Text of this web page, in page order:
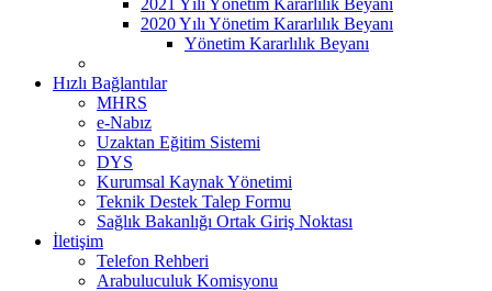
2020 Yılı Yönetim Kararlılık Beyanı
Yönetim Kararlılık Beyanı
Hızlı Bağlantılar
MHRS
e-Nabız
Uzaktan Eğitim Sistemi
DYS
Kurumsal Kaynak Yönetimi
Teknik Destek Talep Formu
Sağlık Bakanlığı Ortak Giriş Noktası
İletişim
Telefon Rehberi
Arabuluculuk Komisyonu